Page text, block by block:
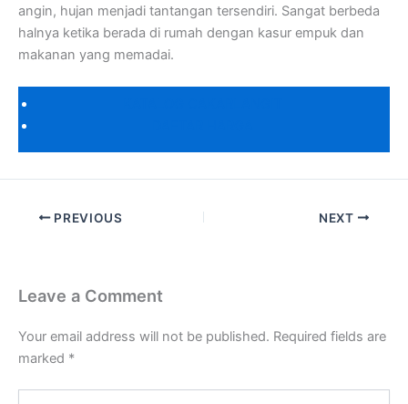
angin, hujan menjadi tantangan tersendiri. Sangat berbeda
halnya ketika berada di rumah dengan kasur empuk dan
makanan yang memadai.
PREVIOUS NEXT
Leave a Comment
Your email address will not be published. Required fields are
marked *